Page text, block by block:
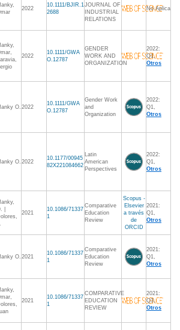
2022
10.1111/BJIR.1
2688
JOURNAL OF
INDUSTRIAL
RELATIONS
No Aplica
2022
10.1111/GWA
O.12787
GENDER
WORK AND
ORGANIZATION
2022:
Q1,
Otros
O. 2022
10.1111/GWA
O.12787
Gender Work
and
Organization
2022:
Q1,
Otros
O. 2022
10.1177/00945
82X221084662
Latin
American
Perspectives
2022:
Q1,
Otros
|
2021
10.1086/71337
1
Comparative
Education
Review
Scopus -
Elsevier
a través
de
ORCID
2021:
Q1,
Otros
O. 2021
10.1086/71337
1
Comparative
Education
Review
2021:
Q1,
Otros
2021
10.1086/71337
1
COMPARATIVE
EDUCATION
REVIEW
2021:
Q3,
Otros